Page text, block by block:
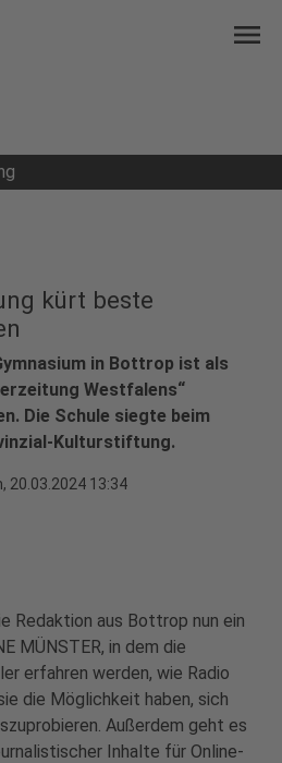
menu
kürt beste
in Bottrop ist als
Westfalens“
Die Schule siegte beim
Kulturstiftung.
20.03.2024 13:34
Redaktion aus Bottrop nun ein
MÜNSTER, in dem die
erfahren werden, wie Radio
die Möglichkeit haben, sich
Außerdem geht es
Inhalte für Online-